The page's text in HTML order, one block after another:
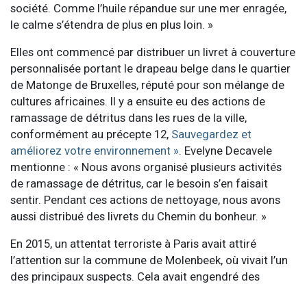
société. Comme l’huile répandue sur une mer enragée,
le calme s’étendra de plus en plus loin. »
Elles ont commencé par distribuer un livret à couverture
personnalisée portant le drapeau belge dans le quartier
de Matonge de Bruxelles, réputé pour son mélange de
cultures africaines. Il y a ensuite eu des actions de
ramassage de détritus dans les rues de la ville,
conformément au précepte 12, Sauvegardez et
améliorez votre environnement ». Evelyne Decavele
mentionne : « Nous avons organisé plusieurs activités
de ramassage de détritus, car le besoin s’en faisait
sentir. Pendant ces actions de nettoyage, nous avons
aussi distribué des livrets du Chemin du bonheur. »
En 2015, un attentat terroriste à Paris avait attiré
l’attention sur la commune de Molenbeek, où vivait l’un
des principaux suspects. Cela avait engendré des